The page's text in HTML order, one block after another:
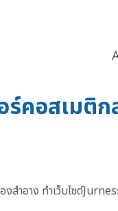
คอสเมติก
งสำอาง ทำเว็บไซต์